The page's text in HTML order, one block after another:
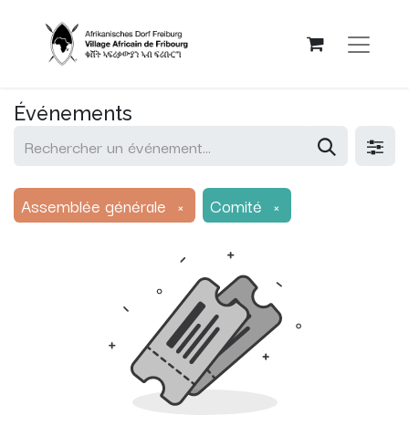
Événements
Assemblée générale × Comité ×